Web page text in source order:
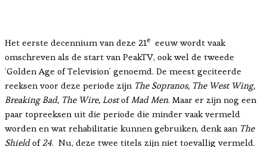
Het eerste decennium van deze 21e eeuw wordt vaak
omschreven als de start van PeakTV, ook wel de tweede
‘Golden Age of Television’ genoemd. De meest geciteerde
reeksen voor deze periode zijn The Sopranos, The West Wing,
Breaking Bad, The Wire, LostofMad Men. Maar er zijn nog een
paar topreeksen uit die periode die minder vaak vermeld
worden en wat rehabilitatie kunnen gebruiken, denk aan The
Shieldof24. Nu, deze twee titels zijn niet toevallig vermeld.